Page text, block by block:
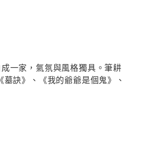
一家，氣氛與風格獨具。筆耕
訣》、《我的爺爺是個鬼》、